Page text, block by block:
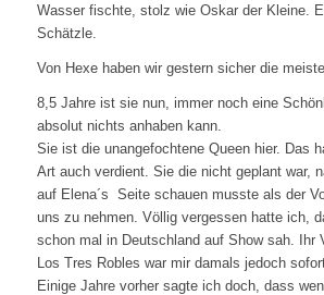
Wasser fischte, stolz wie Oskar der Kleine.
Schätzle.
Von Hexe haben wir gestern sicher die
8,5 Jahre ist sie nun, immer noch eine
absolut nichts anhaben kann.
Sie ist die unangefochtene Queen hier. Das
Art auch verdient. Sie die nicht geplant war,
auf Elena´s Seite schauen musste als der
uns zu nehmen. Völlig vergessen hatte ich,
schon mal in Deutschland auf Show sah. Ihr
Los Tres Robles war mir damals jedoch
Einige Jahre vorher sagte ich doch, dass